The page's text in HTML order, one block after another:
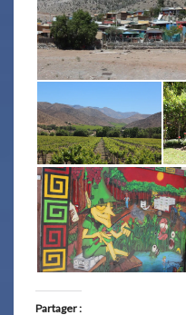
Partager :